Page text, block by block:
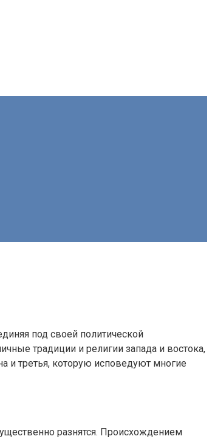
под своей политической
традиции и религии запада и востока,
и третья, которую исповедуют многие
разнятся. Происхождением